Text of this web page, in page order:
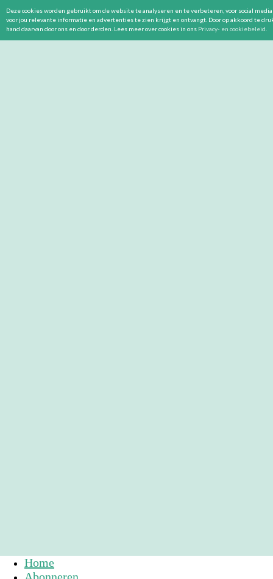
Home
Deze cookies worden gebruikt om de website te analyseren en te verbeteren, voor social
voor jou relevante informatie en advertenties te zien krijgt en ontvangt. Door op akkoord te
hand daarvan door ons en door derden. Lees meer over cookies in ons Privacy- en cookiebeleid